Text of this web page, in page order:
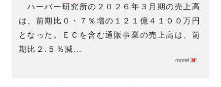
ハーバー研究所の２０２６年３月期の売上高
は、前期比０・７％増の１２１億４１００万円
となった。ＥＣを含む通販事業の売上高は、前
期比２.５％減…